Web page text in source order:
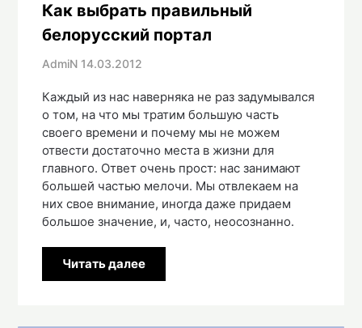
Как выбрать правильный
белорусский портал
AdmiN 14.03.2012
Каждый из нас наверняка не раз задумывался
о том, на что мы тратим большую часть
своего времени и почему мы не можем
отвести достаточно места в жизни для
главного. Ответ очень прост: нас занимают
большей частью мелочи. Мы отвлекаем на
них свое внимание, иногда даже придаем
большое значение, и, часто, неосознанно.
Читать далее